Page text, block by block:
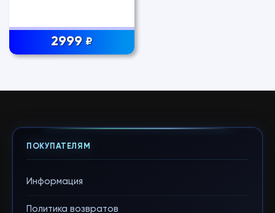
2999 ₽
ПОКУПАТЕЛЯМ
Информация
Политика возвратов